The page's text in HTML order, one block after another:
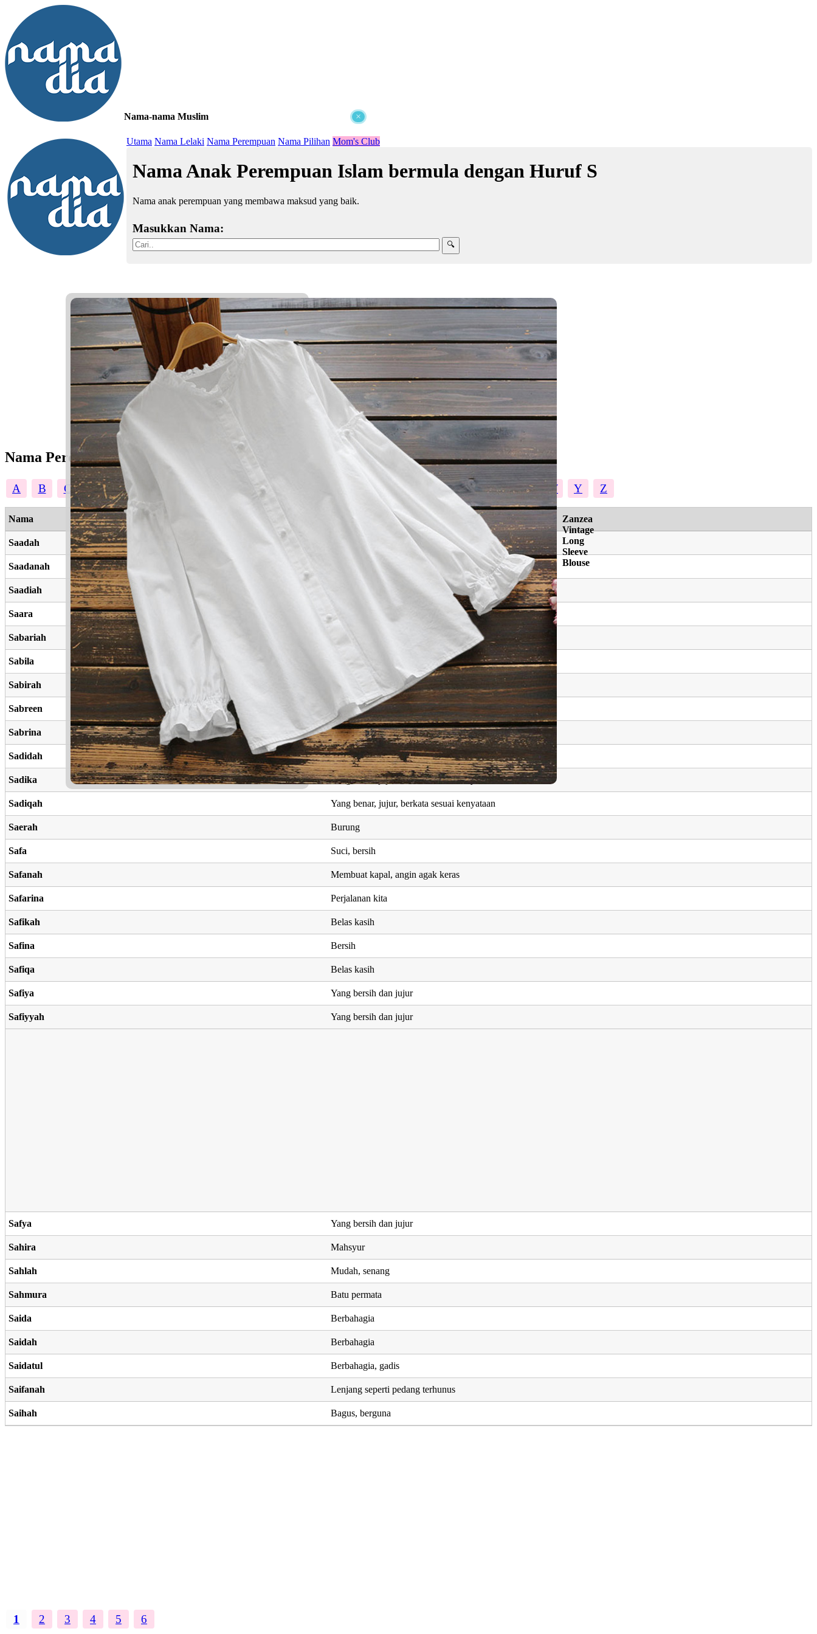
×
Zanzea
Vintage
Long
Sleeve
Blouse
Nama-nama Muslim
Utama Nama Lelaki Nama Perempuan Nama Pilihan Mom's Club
Nama Anak Perempuan Islam bermula dengan Huruf S
Nama anak perempuan yang membawa maksud yang baik.
Masukkan Nama:
Nama Perempuan
A B C D E P R S T U W Y Z
Nama Maksud
Saadah
Saadanah Burung merpati, kebahagiaan
Saadiah
Saara
Sabariah
Sabila Jalan kita
Sabirah Kesabaran
Sabreen Kesabaran
Sabrina Kesabaran
Sadidah Jitu, tepat sasaran, benar
Sadika Yang benar, jujur, berkata sesuai kenyataan
Sadiqah Yang benar, jujur, berkata sesuai kenyataan
Saerah Burung
Safa Suci, bersih
Safanah Membuat kapal, angin agak keras
Safarina Perjalanan kita
Safikah Belas kasih
Safina Bersih
Safiqa Belas kasih
Safiya Yang bersih dan jujur
Safiyyah Yang bersih dan jujur
Safya Yang bersih dan jujur
Sahira Mahsyur
Sahlah Mudah, senang
Sahmura Batu permata
Saida Berbahagia
Saidah Berbahagia
Saidatul Berbahagia, gadis
Saifanah Lenjang seperti pedang terhunus
Saihah Bagus, berguna
1 2 3 4 5 6